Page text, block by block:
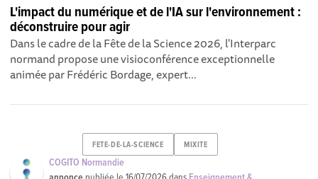
L'impact du numérique et de l'IA sur l'environnement :
déconstruire pour agir
Dans le cadre de la Fête de la Science 2026, l'Interparc
normand propose une visioconférence exceptionnelle
animée par Frédéric Bordage, expert...
FETE-DE-LA-SCIENCE MIXITE
COGITO Normandie